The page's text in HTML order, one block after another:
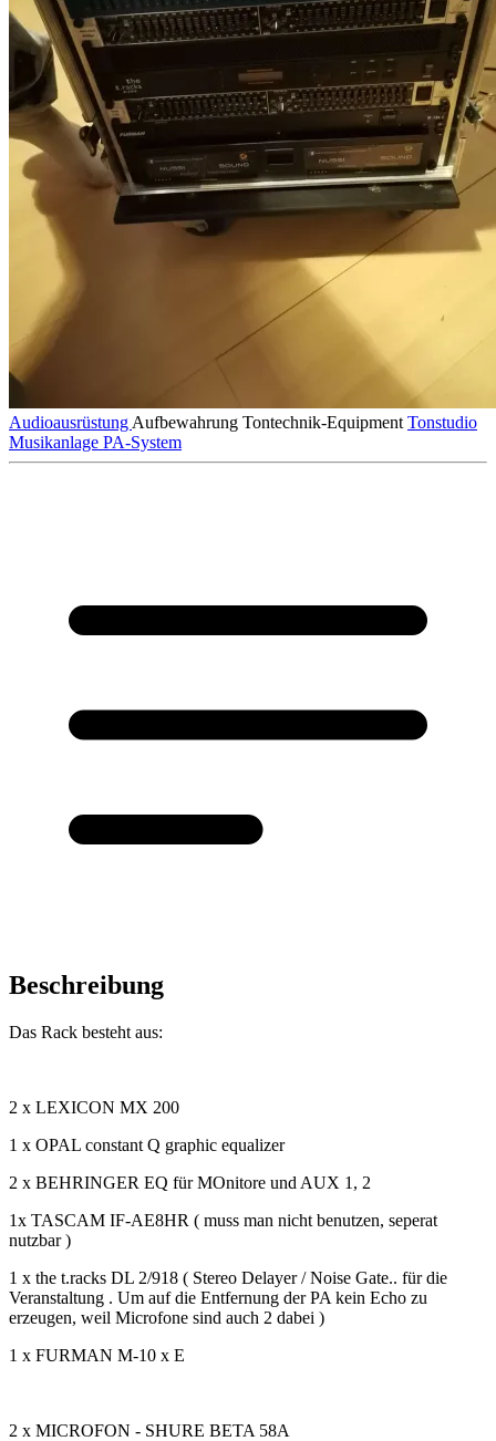
Audioausrüstung Aufbewahrung Tontechnik-Equipment Tonstudio
Musikanlage PA-System
Beschreibung
Das Rack besteht aus:
2 x LEXICON MX 200
1 x OPAL constant Q graphic equalizer
2 x BEHRINGER EQ für MOnitore und AUX 1, 2
1x TASCAM IF-AE8HR ( muss man nicht benutzen, seperat
nutzbar )
1 x the t.racks DL 2/918 ( Stereo Delayer / Noise Gate.. für die
Veranstaltung . Um auf die Entfernung der PA kein Echo zu
erzeugen, weil Microfone sind auch 2 dabei )
1 x FURMAN M-10 x E
2 x MICROFON - SHURE BETA 58A